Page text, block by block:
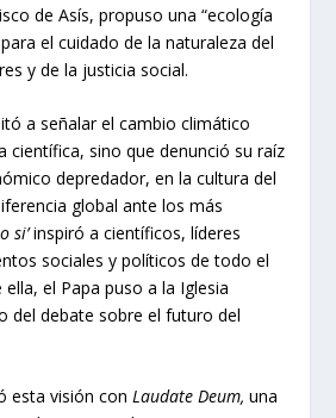
de Asís, propuso una “ecología
el cuidado de la naturaleza del
y de la justicia social.
a señalar el cambio climático
científica, sino que denunció su raíz
depredador, en la cultura del
global ante los más
si’inspiró a científicos, líderes
sociales y políticos de todo el
el Papa puso a la Iglesia
del debate sobre el futuro del
esta visión con Laudate Deum, una